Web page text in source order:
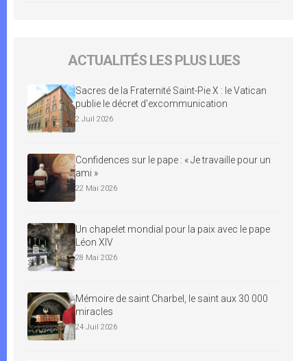
ACTUALITÉS LES PLUS LUES
Sacres de la Fraternité Saint-Pie X : le Vatican
publie le décret d’excommunication
2 Juil 2026
Confidences sur le pape : « Je travaille pour un
ami »
22 Mai 2026
Un chapelet mondial pour la paix avec le pape
Léon XIV
28 Mai 2026
Mémoire de saint Charbel, le saint aux 30 000
miracles
24 Juil 2026